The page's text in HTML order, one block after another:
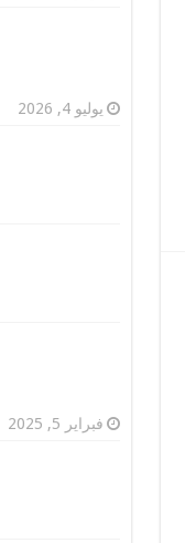
يوليو 4, 2026
فبراير 5, 2025